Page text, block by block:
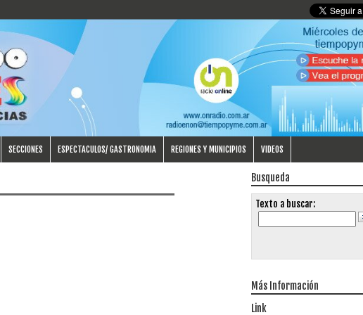
SECCIONES ESPECTACULOS/ GASTRONOMIA REGIONES Y MUNICIPIOS VIDEOS
Busqueda
Texto a buscar:
Más Información
Link